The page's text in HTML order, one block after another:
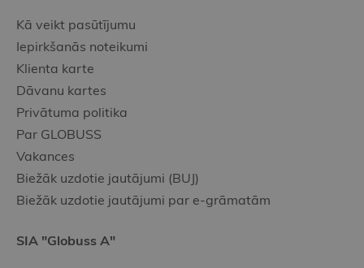
Kā veikt pasūtījumu
Iepirkšanās noteikumi
Klienta karte
Dāvanu kartes
Privātuma politika
Par GLOBUSS
Vakances
Biežāk uzdotie jautājumi (BUJ)
Biežāk uzdotie jautājumi par e-grāmatām
SIA "Globuss A"